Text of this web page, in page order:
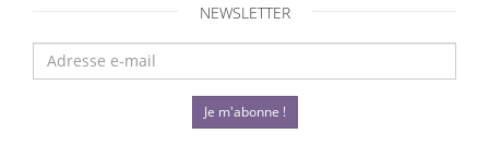
NEWSLETTER
Je m'abonne !